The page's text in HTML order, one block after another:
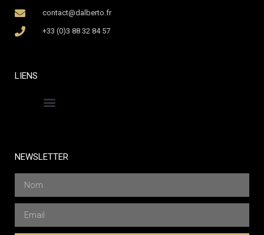
contact@dalberto.fr
+33 (0)3 88 32 84 57
LIENS
NEWSLETTER